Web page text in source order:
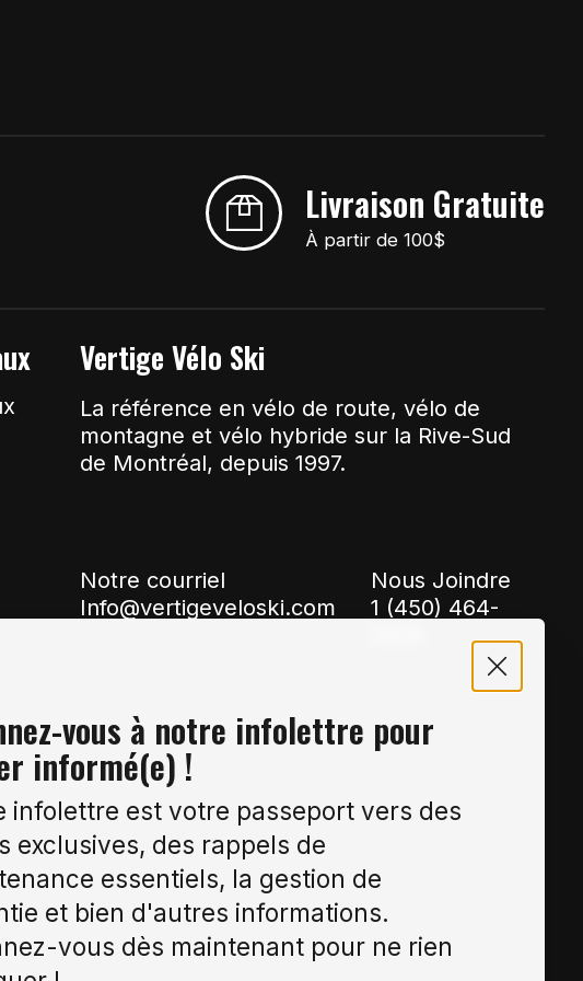
Livraison Gratuite
À partir de 100$
Vertige Vélo Ski
La référence en vélo de route, vélo de
montagne et vélo hybride sur la Rive-Sud
de Montréal, depuis 1997.
Notre courriel
Info@vertigeveloski.com
Nous Joindre
1 (450) 464-
vous à notre infolettre pour
informé(e) !
infolettre est votre passeport vers des
exclusives, des rappels de
essentiels, la gestion de
et bien d'autres informations.
vous dès maintenant pour ne rien